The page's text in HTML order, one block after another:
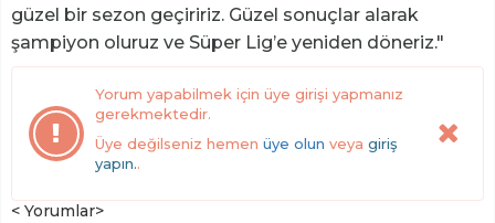
güzel bir sezon geçiririz. Güzel sonuçlar alarak
şampiyon oluruz ve Süper Lig’e yeniden döneriz."
Yorum yapabilmek için üye girişi yapmanız
gerekmektedir.
Üye değilseniz hemen üye olun veya giriş
yapın..
< Yorumlar>